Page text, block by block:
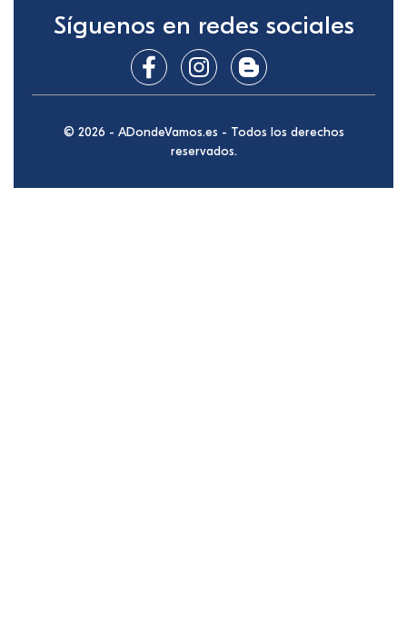
Síguenos en redes sociales
© 2026 - ADondeVamos.es - Todos los derechos
reservados.